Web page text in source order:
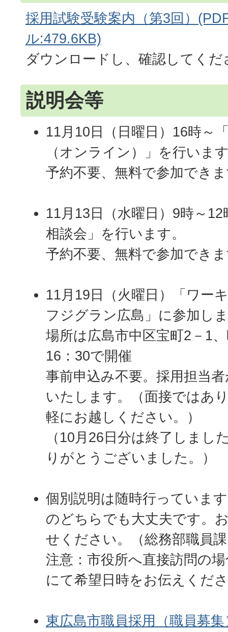
採用試験受験案内（第3回）
ル:479.6KB)
ダウンロードし、確認してくだ
説明会等
11月10日（日曜日）16時～
（オンライン）」を行いま
予約不要、無料で参加でき
11月13日（水曜日）9時～
相談会」を行います。
予約不要、無料で参加でき
11月19日（火曜日）「ワー
フジグラン広島」に参加し
場所は広島市中区宝町2－1
16：30で開催
事前申込み不要。採用担当
いたします。（面接ではあ
軽にお越しください。）
（10月26日分は終了しまし
りがとうございました。）
個別説明は随時行っていま
のどちらでも大丈夫です。
せください。（総務部職員
注意：市役所へ直接訪問の
にて希望日時をお伝えくだ
東広島市職員採用（職員募